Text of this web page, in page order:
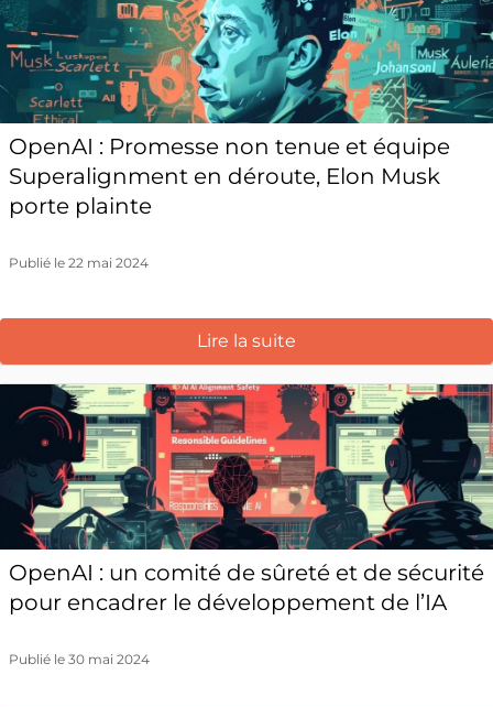
OpenAI : Promesse non tenue et équipe
Superalignment en déroute, Elon Musk
porte plainte
Publié le 22 mai 2024
Lire la suite
OpenAI : un comité de sûreté et de sécurité
pour encadrer le développement de l’IA
Publié le 30 mai 2024